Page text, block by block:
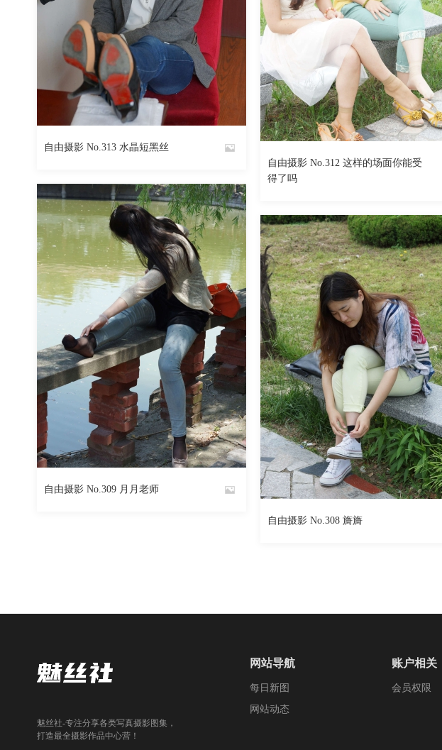
416 阅读 0
魅丝社
365 阅读 0 回复
自由摄影 No.313 水晶短黑丝
自由摄影 No.309 月月老师
510 阅读 0
By
451 阅读 0
自由摄影 No.312 这样的场面你能受
得了吗
自由摄影 No.308 旖旖
魅丝社-专注分享各类写真摄影图集，
打造最全摄影作品中心营！
网站导航
每日新图
网站动态
账户相关
会员权限